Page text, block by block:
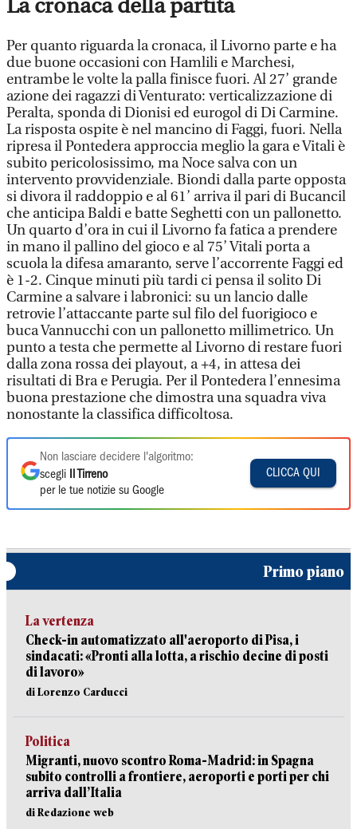
La cronaca della partita
Per quanto riguarda la cronaca, il Livorno parte e ha
due buone occasioni con Hamlili e Marchesi,
entrambe le volte la palla finisce fuori. Al 27’ grande
azione dei ragazzi di Venturato: verticalizzazione di
Peralta, sponda di Dionisi ed eurogol di Di Carmine.
La risposta ospite è nel mancino di Faggi, fuori. Nella
ripresa il Pontedera approccia meglio la gara e Vitali è
subito pericolosissimo, ma Noce salva con un
intervento provvidenziale. Biondi dalla parte opposta
si divora il raddoppio e al 61’ arriva il pari di Bucancil
che anticipa Baldi e batte Seghetti con un pallonetto.
Un quarto d’ora in cui il Livorno fa fatica a prendere
in mano il pallino del gioco e al 75’ Vitali porta a
scuola la difesa amaranto, serve l’accorrente Faggi ed
è 1-2. Cinque minuti più tardi ci pensa il solito Di
Carmine a salvare i labronici: su un lancio dalle
retrovie l’attaccante parte sul filo del fuorigioco e
buca Vannucchi con un pallonetto millimetrico. Un
punto a testa che permette al Livorno di restare fuori
dalla zona rossa dei playout, a +4, in attesa dei
risultati di Bra e Perugia. Per il Pontedera l’ennesima
buona prestazione che dimostra una squadra viva
nonostante la classifica difficoltosa.
Non lasciare decidere l'algoritmo:
scegli
Il Tirreno
per le tue notizie su Google
CLICCA QUI
Primo piano
La vertenza
Check-in automatizzato all'aeroporto di Pisa, i
sindacati: «Pronti alla lotta, a rischio decine di posti
di lavoro»
di Lorenzo Carducci
Politica
Migranti, nuovo scontro Roma-Madrid: in Spagna
subito controlli a frontiere, aeroporti e porti per chi
arriva dall’Italia
di Redazione web